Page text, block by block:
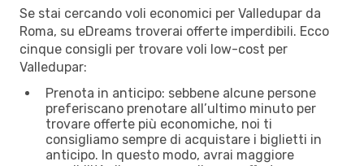
Se stai cercando voli economici per Valledupar da
Roma, su eDreams troverai offerte imperdibili. Ecco
cinque consigli per trovare voli low-cost per
Valledupar:
Prenota in anticipo: sebbene alcune persone
preferiscano prenotare all’ultimo minuto per
trovare offerte più economiche, noi ti
consigliamo sempre di acquistare i biglietti in
anticipo. In questo modo, avrai maggiore